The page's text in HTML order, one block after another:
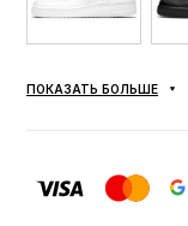
ПОКАЗАТЬ БОЛЬШЕ